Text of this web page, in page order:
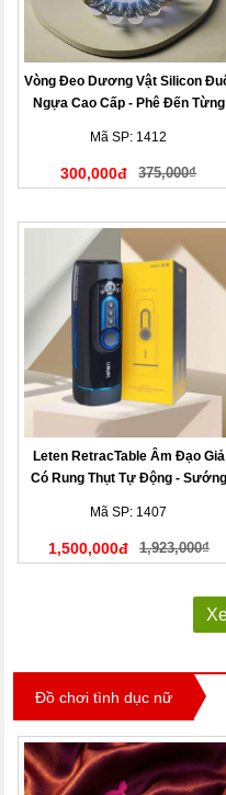
Vòng Đeo Dương Vật Silicon
Ngựa Cao Cấp - Phê Đến Từng
Mã SP: 1412
300,000đ 375,000₫
Leten RetracTable Âm Đạo Giả
Có Rung Thụt Tự Động - Sướng
Mã SP: 1407
1,500,000đ 1,923,000₫
Đồ chơi tình dục nữ